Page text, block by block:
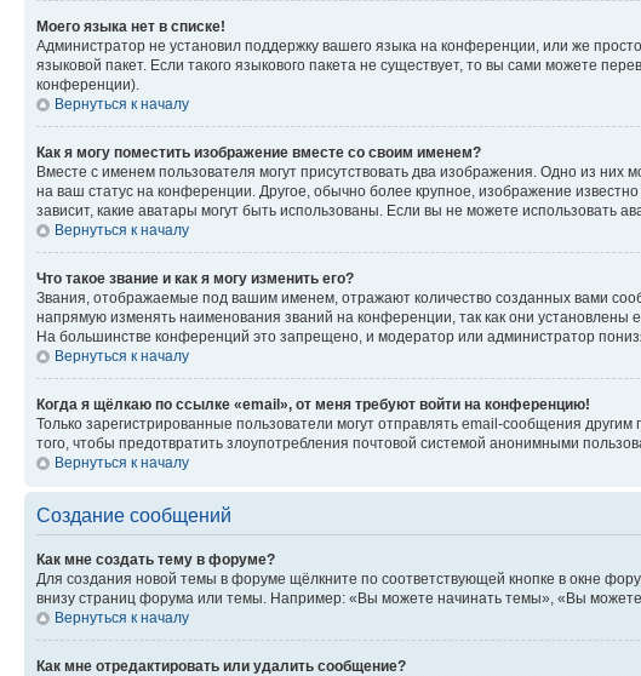
Моего языка нет в списке!
Администратор не установил поддержку вашего языка на конференции, или же
языковой пакет. Если такого языкового пакета не существует, то вы сами можете
конференции).
Вернуться к началу
Как я могу поместить изображение вместе со своим именем?
Вместе с именем пользователя могут присутствовать два изображения. Одно из
на ваш статус на конференции. Другое, обычно более крупное, изображение
зависит, какие аватары могут быть использованы. Если вы не можете использовать
Вернуться к началу
Что такое звание и как я могу изменить его?
Звания, отображаемые под вашим именем, отражают количество созданных вами
напрямую изменять наименования званий на конференции, так как они
На большинстве конференций это запрещено, и модератор или администратор
Вернуться к началу
Когда я щёлкаю по ссылке «email», от меня требуют войти на конференцию!
Только зарегистрированные пользователи могут отправлять email-сообщения
того, чтобы предотвратить злоупотребления почтовой системой анонимными
Вернуться к началу
Создание сообщений
Как мне создать тему в форуме?
Для создания новой темы в форуме щёлкните по соответствующей кнопке в окне
внизу страниц форума или темы. Например: «Вы можете начинать темы», «Вы можете
Вернуться к началу
Как мне отредактировать или удалить сообщение?